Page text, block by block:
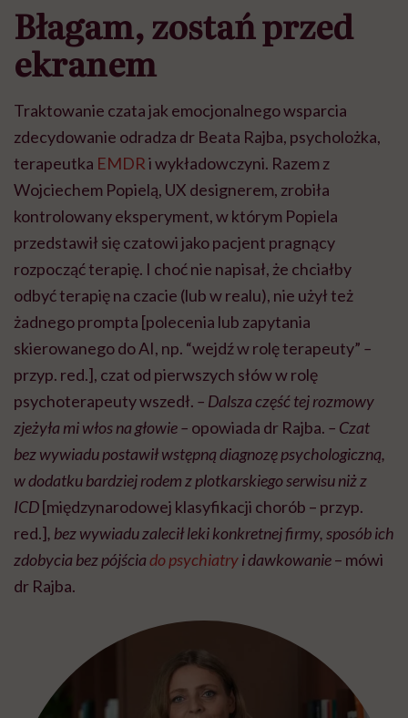
Błagam, zostań przed
ekranem
Traktowanie czata jak emocjonalnego wsparcia
zdecydowanie odradza dr Beata Rajba, psycholożka,
terapeutka EMDRi wykładowczyni. Razem z
Wojciechem Popielą, UX designerem, zrobiła
kontrolowany eksperyment, w którym Popiela
przedstawił się czatowi jako pacjent pragnący
rozpocząć terapię. I choć nie napisał, że chciałby
odbyć terapię na czacie (lub w realu), nie użył też
żadnego prompta [polecenia lub zapytania
skierowanego do AI, np. “wejdź w rolę terapeuty” –
przyp. red.], czat od pierwszych słów w rolę
psychoterapeuty wszedł. – Dalsza część tej rozmowy
zjeżyła mi włos na głowie – opowiada dr Rajba. – Czat
bez wywiadu postawił wstępną diagnozę psychologiczną,
w dodatku bardziej rodem z plotkarskiego serwisu niż z
ICD[międzynarodowej klasyfikacji chorób – przyp.
red.], bez wywiadu zalecił leki konkretnej firmy, sposób ich
zdobycia bez pójściado psychiatryi dawkowanie– mówi
dr Rajba.